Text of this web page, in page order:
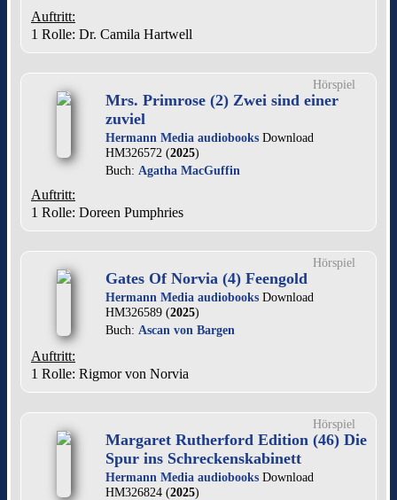
Auftritt:
1 Rolle: Dr. Camila Hartwell
Hörspiel
Mrs. Primrose (2) Zwei sind einer
zuviel
Hermann Media audiobooks Download
HM326572 (2025)
Buch: Agatha MacGuffin
Auftritt:
1 Rolle: Doreen Pumphries
Hörspiel
Gates Of Norvia (4) Feengold
Hermann Media audiobooks Download
HM326589 (2025)
Buch: Ascan von Bargen
Auftritt:
1 Rolle: Rigmor von Norvia
Hörspiel
Margaret Rutherford Edition (46) Die
Spur ins Schreckenskabinett
Hermann Media audiobooks Download
HM326824 (2025)